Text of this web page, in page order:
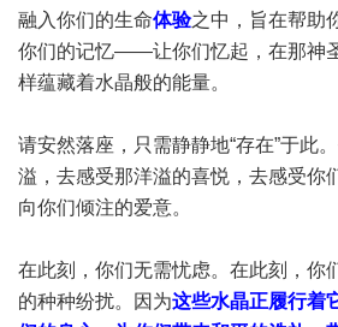
融入你们的生命体验之中，旨在帮助
你们的记忆——让你们忆起，在那神
样蕴藏着水晶般的能量。
请安然落座，只需静静地“存在”于此
溢，去感受那洋溢的喜悦，去感受你
向你们倾注的爱意。
在此刻，你们无需忧虑。在此刻，你
的种种纷扰。因为这些水晶正履行着